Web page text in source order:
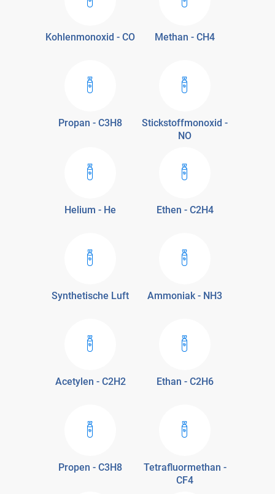
Kohlenmonoxid - CO Methan - CH4
Propan - C3H8
Stickstoffmonoxid -
NO
Helium - He Ethen - C2H4
Synthetische Luft Ammoniak - NH3
Acetylen - C2H2 Ethan - C2H6
Propen - C3H8
Tetrafluormethan -
CF4